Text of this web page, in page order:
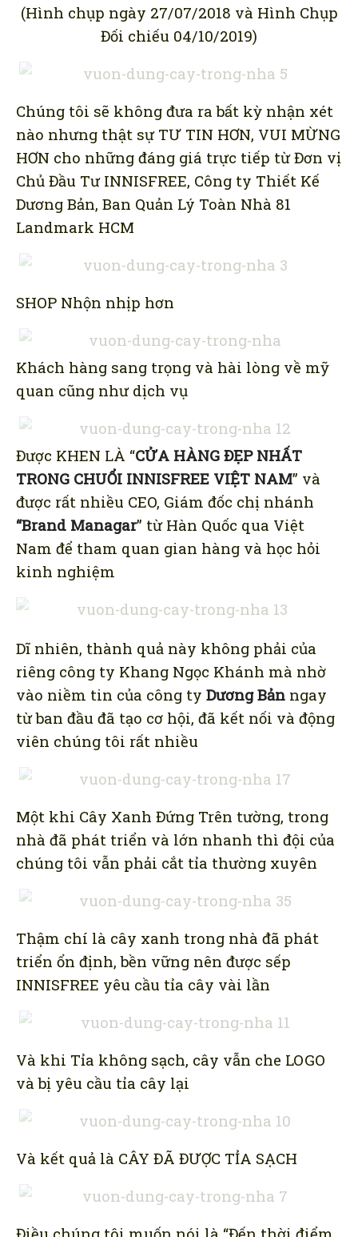
(Hình chụp ngày 27/07/2018 và Hình Chụp
Đối chiếu 04/10/2019)
Chúng tôi sẽ không đưa ra bất kỳ nhận xét
nào nhưng thật sự TƯ TIN HƠN, VUI MỪNG
HƠN cho những đáng giá trực tiếp từ Đơn vị
Chủ Đầu Tư INNISFREE, Công ty Thiết Kế
Dương Bản, Ban Quản Lý Toàn Nhà 81
Landmark HCM
SHOP Nhộn nhịp hơn
Khách hàng sang trọng và hài lòng về mỹ
quan cũng như dịch vụ
Được KHEN LÀ “CỬA HÀNG ĐẸP NHẤT
TRONG CHUỔI INNISFREE VIỆT NAM” và
được rất nhiều CEO, Giám đốc chị nhánh
“Brand Managar” từ Hàn Quốc qua Việt
Nam để tham quan gian hàng và học hỏi
kinh nghiệm
Dĩ nhiên, thành quả này không phải của
riêng công ty Khang Ngọc Khánh mà nhờ
vào niềm tin của công ty Dương Bản ngay
từ ban đầu đã tạo cơ hội, đã kết nối và động
viên chúng tôi rất nhiều
Một khi Cây Xanh Đứng Trên tường, trong
nhà đã phát triển và lớn nhanh thì đội của
chúng tôi vẫn phải cắt tỉa thường xuyên
Thậm chí là cây xanh trong nhà đã phát
triển ổn định, bền vững nên được sếp
INNISFREE yêu cầu tỉa cây vài lần
Và khi Tỉa không sạch, cây vẫn che LOGO
và bị yêu cầu tỉa cây lại
Và kết quả là CÂY ĐÃ ĐƯỢC TỈA SẠCH